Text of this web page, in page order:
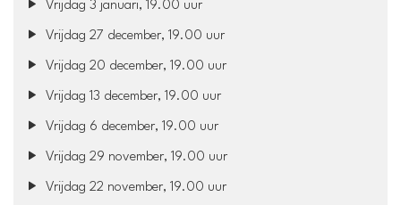
Vrijdag 3 januari, 19.00 uur
Vrijdag 27 december, 19.00 uur
Vrijdag 20 december, 19.00 uur
Vrijdag 13 december, 19.00 uur
Vrijdag 6 december, 19.00 uur
Vrijdag 29 november, 19.00 uur
Vrijdag 22 november, 19.00 uur